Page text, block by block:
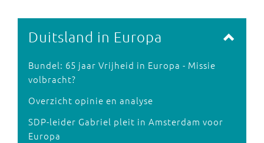
Duitsland in Europa
Bundel: 65 jaar Vrijheid in Europa - Missie
volbracht?
Overzicht opinie en analyse
SDP-leider Gabriel pleit in Amsterdam voor
Europa